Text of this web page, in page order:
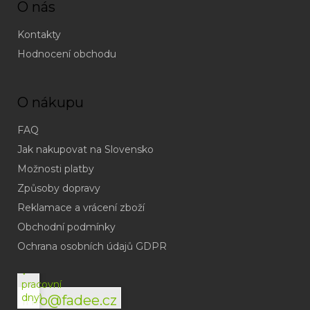
O nás
Kontakty
Hodnocení obchodu
O nákupu
FAQ
Jak nakupovat na Slovensko
Možnosti platby
Způsoby dopravy
Reklamace a vrácení zboží
Obchodní podmínky
Ochrana osobních údajů GDPR
info@fadee.cz
(odpověď
do
v
pracovní
dny)
(Po-